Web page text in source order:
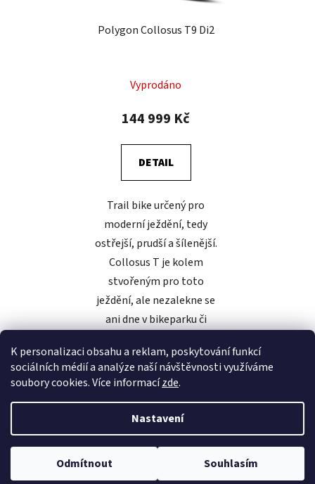
K personalizaci obsahu a reklam, poskytování funkcí
sociálních médií a analýze naší návštěvnosti využíváme
soubory cookies. Více informacízde.
Nastavení
Odmítnout Souhlasím
Polygon Collosus T9 Di2
Vyprodáno
144 999 Kč
DETAIL
Trail bike určený pro
moderní ježdění, tedy
ostřejší, prudší a šílenější.
Collosus T je kolem
stvořeným pro toto
ježdění, ale nezalekne se
ani dne v bikeparku či
v
l
3položek celkem
Vytvořil Shoptet
Copyright 2026Sickbike . Všechna práva vyhrazena.